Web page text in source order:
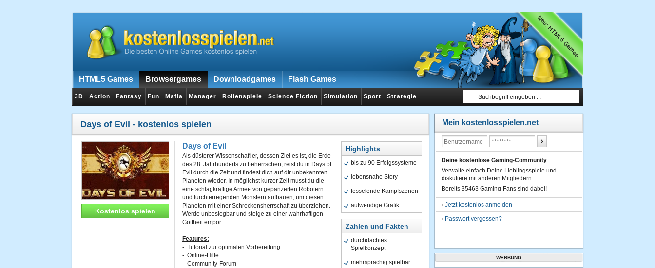
HTML5 Games Browsergames Downloadgames Flash Games
3D Action Fantasy Fun Mafia Manager Rollenspiele Science Fiction Simulation Sport Strategie
Days of Evil - kostenlos spielen
Kostenlos spielen
Days of Evil
Als düsterer Wissenschaftler, dessen Ziel es ist, die Erde
des 28. Jahrhunderts zu beherrschen, reist du in Days of
Evil durch die Zeit und findest dich auf dir unbekannten
Planeten wieder. In möglichst kurzer Zeit musst du die
eine schlagkräftige Armee von gepanzerten Robotern
und furchterregenden Monstern aufbauen, um diesen
Planeten mit einer Schreckensherrschaft zu überziehen.
Werde unbesiegbar und steige zu einer wahrhaftigen
Gottheit empor.
Features:
- Tutorial zur optimalen Vorbereitung
- Online-Hilfe
- Community-Forum
Highlights
bis zu 90 Erfolgssysteme
lebensnahe Story
fesselende Kampfszenen
aufwendige Grafik
Zahlen und Fakten
durchdachtes
Spielkonzept
mehrsprachig spielbar
Mein kostenlosspielen.net
Deine kostenlose Gaming-Community
Verwalte einfach Deine Lieblingsspiele und
diskutiere mit anderen Mitgliedern.
Bereits 35463 Gaming-Fans sind dabei!
› Jetzt kostenlos anmelden
› Passwort vergessen?
WERBUNG